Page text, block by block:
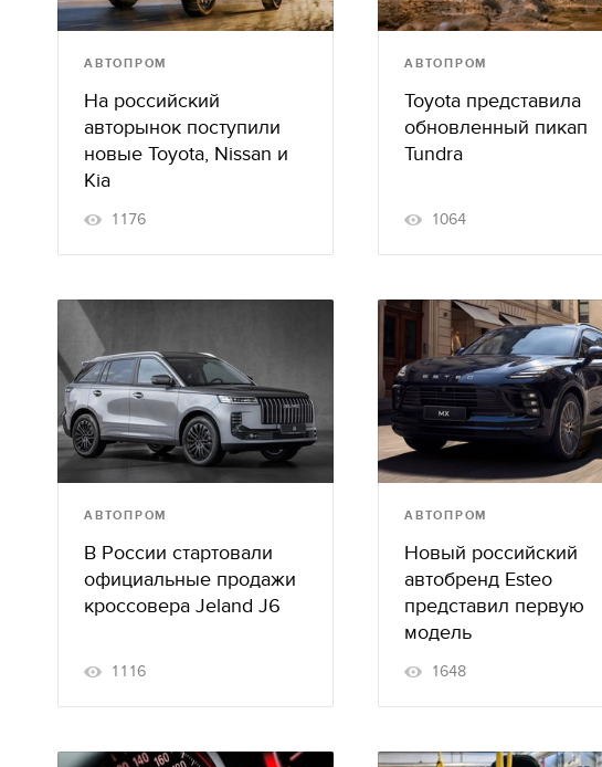
АВТОПРОМ
На российский
авторынок поступили
новые Toyota, Nissan и
Kia
1176
АВТОПРОМ
Toyota представила
обновленный пикап
Tundra
1064
АВТОПРОМ
В России стартовали
официальные продажи
кроссовера Jeland J6
1116
АВТОПРОМ
Новый российский
автобренд Esteo
представил первую
модель
1648